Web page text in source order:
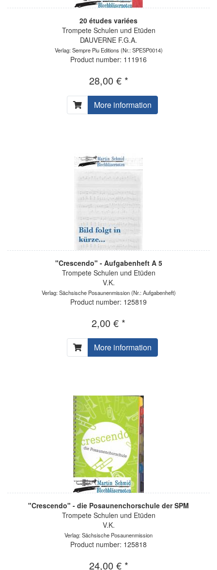
20 études variées
Trompete Schulen und Etüden
DAUVERNE F.G.A.
Verlag: Sempre Piu Editions (Nr.: SPESP0014)
Product number: 111916
28,00 € *
More information
"Crescendo" - Aufgabenheft A 5
Trompete Schulen und Etüden
V.K.
Verlag: Sächsische Posaunenmission(Nr.: Aufgabenheft)
Product number: 125819
2,00 € *
More information
"Crescendo" - die Posaunenchorschule der SPM
Trompete Schulen und Etüden
V.K.
Verlag: Sächsische Posaunenmission
Product number: 125818
24,00 € *